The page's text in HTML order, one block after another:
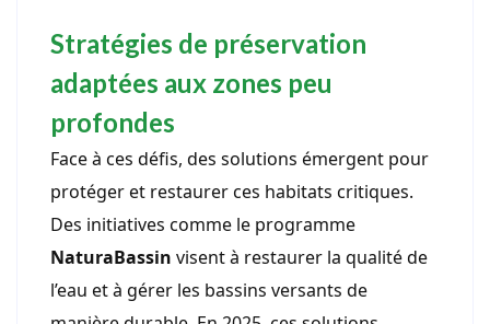
Stratégies de préservation
adaptées aux zones peu
profondes
Face à ces défis, des solutions émergent pour
protéger et restaurer ces habitats critiques.
Des initiatives comme le programme
NaturaBassin visent à restaurer la qualité de
l’eau et à gérer les bassins versants de